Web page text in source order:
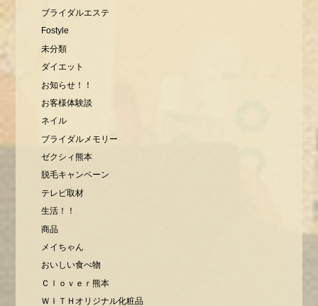
ブライダルエステ
Fostyle
未分類
ダイエット
お知らせ！！
お客様体験談
ネイル
ブライダルメモリー
ゼクシィ熊本
脱毛キャンペーン
テレビ取材
生活！！
商品
メイちゃん
おいしい食べ物
Ｃｌｏｖｅｒ熊本
ＷＩＴＨオリジナル化粧品